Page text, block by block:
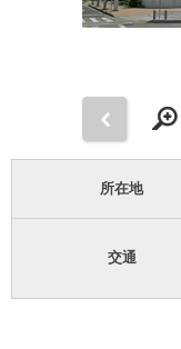
所在地
交通